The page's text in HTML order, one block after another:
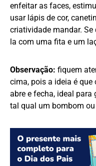
enfeitar as faces,
usar lápis de cor,
criatividade mandar. Se
la com uma fita e um
Observação: fiquem
cima, pois a ideia é que
abre e fecha, ideal para
tal qual um bombom